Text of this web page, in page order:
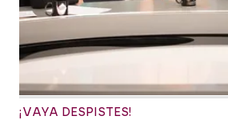
¡VAYA DESPISTES!